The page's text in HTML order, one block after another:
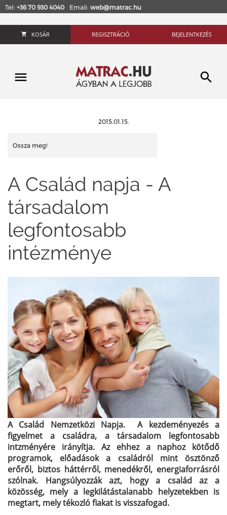
Tel: +36 70 930 4040 Email: web@matrac.hu
KOSÁR REGISZTRÁCIÓ BEJELENTKEZÉS
2015.01.15.
Ossza meg!
A Család napja - A
társadalom
legfontosabb
intézménye
A Család Nemzetközi Napja. A kezdeményezés a
figyelmet a családra, a társadalom legfontosabb
intzményére irányítja. Az ehhez a naphoz kötődő
programok, előadások a családról mint ösztönző
erőről, biztos háttérről, menedékről, energiaforrásról
szólnak. Hangsúlyozzák azt, hogy a család az a
közösség, mely a legkilátástalanabb helyzetekben is
megtart, mely tékozló fiakat is visszafogad.